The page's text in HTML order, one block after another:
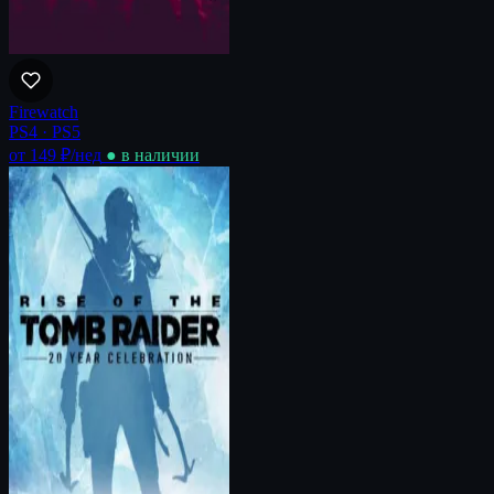
Firewatch
PS4 · PS5
от 149 ₽/нед ● в наличии